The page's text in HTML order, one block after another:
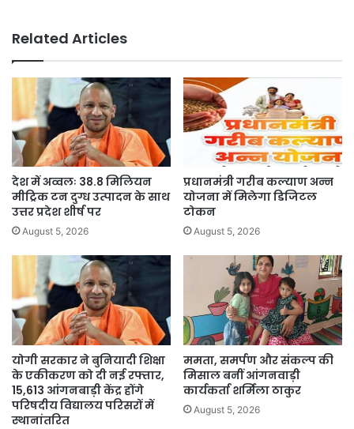
Related Articles
देश में अव्वलः 38.8 मिलियन
मीट्रिक टन दुग्ध उत्पादन के साथ
उत्तर प्रदेश शीर्ष पर
August 5, 2026
प्रधानमंत्री गरीब कल्याण अन्न
योजना में मिलेगा डिजिटल
टोकन
August 5, 2026
योगी सरकार ने बुनियादी शिक्षा
के एकीकरण को दी नई रफ्तार,
15,613 आंगनबाड़ी केंद्र होंगे
परिषदीय विद्यालय परिसरों में
स्थानांतरित
ममता, समर्पण और संकल्प की
मिसाल बनीं आंगनवाड़ी
कार्यकर्ता शर्मिला ठाकुर
August 5, 2026